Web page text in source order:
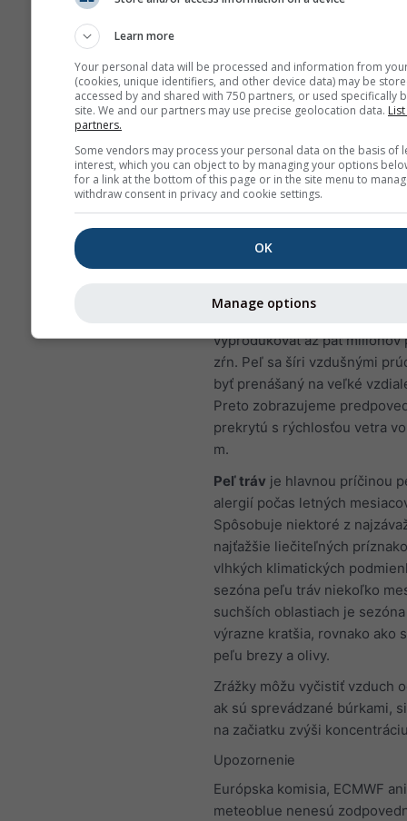
znižovať imunitu voči
sipot, kašeľ,
chrípka a bronchitída
ovzdušia štvrtý panel, ktorý
predpoveď peľu pre Telgárt.
Peľ brezypatrí k
vzdušným alergénom počas
prípadne neskôr v roku vo
zemepisných šírkach. Keď
uvoľňujú drobné zrnká peľu,
vyprodukovať až päť miliónov
zŕn. Peľ sa šíri vzdušnými
byť prenášaný na veľké
Preto zobrazujeme
prekrytú s rýchlosťou vetra
m.
Peľ tráv je hlavnou príčinou
alergií počas letných
Spôsobuje niektoré z
najťažšie liečiteľných
vlhkých klimatických
sezóna peľu tráv niekoľko
suchších oblastiach je
výrazne kratšia, rovnako ako
peľu brezy a olivy.
Zrážky môžu vyčistiť vzduch
ak sú sprevádzané búrkami,
na začiatku zvýši
Upozornenie
Európska komisia, ECMWF ani
meteoblue nenesú
Learn more
Your personal data will be processed and information from
(cookies, unique identifiers, and other device data) may be
accessed by and shared with 750 partners, or used specifically
site. We and our partners may use precise geolocation data.
partners.
Some vendors may process your personal data on the basis of
interest, which you can object to by managing your options
for a link at the bottom of this page or in the site menu to
withdraw consent in privacy and cookie settings.
OK
Manage options